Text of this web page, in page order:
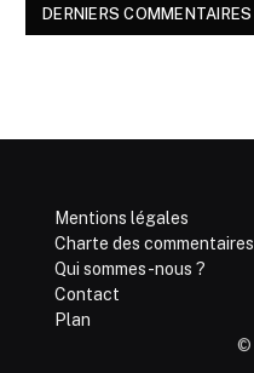
DERNIERS COMMENTAIRES
Mentions légales
Charte des commentaires
Qui sommes-nous ?
Contact
Plan
©